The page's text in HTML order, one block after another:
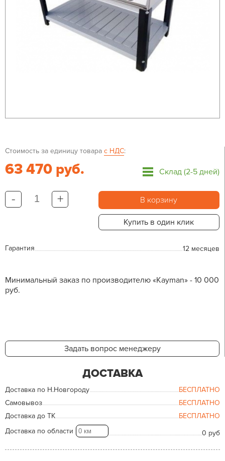
Стоимость за единицу товара с НДС:
63 470 руб. Склад (2-5 дней)
- + В корзину
Купить в один клик
Гарантия 12 месяцев
Минимальный заказ по производителю «Kayman» - 10 000
руб.
Задать вопрос менеджеру
ДОСТАВКА
Доставка по Н.Новгороду
БЕСПЛАТНО
Самовывоз
БЕСПЛАТНО
Доставка до ТК
БЕСПЛАТНО
Доставка по области
0 руб